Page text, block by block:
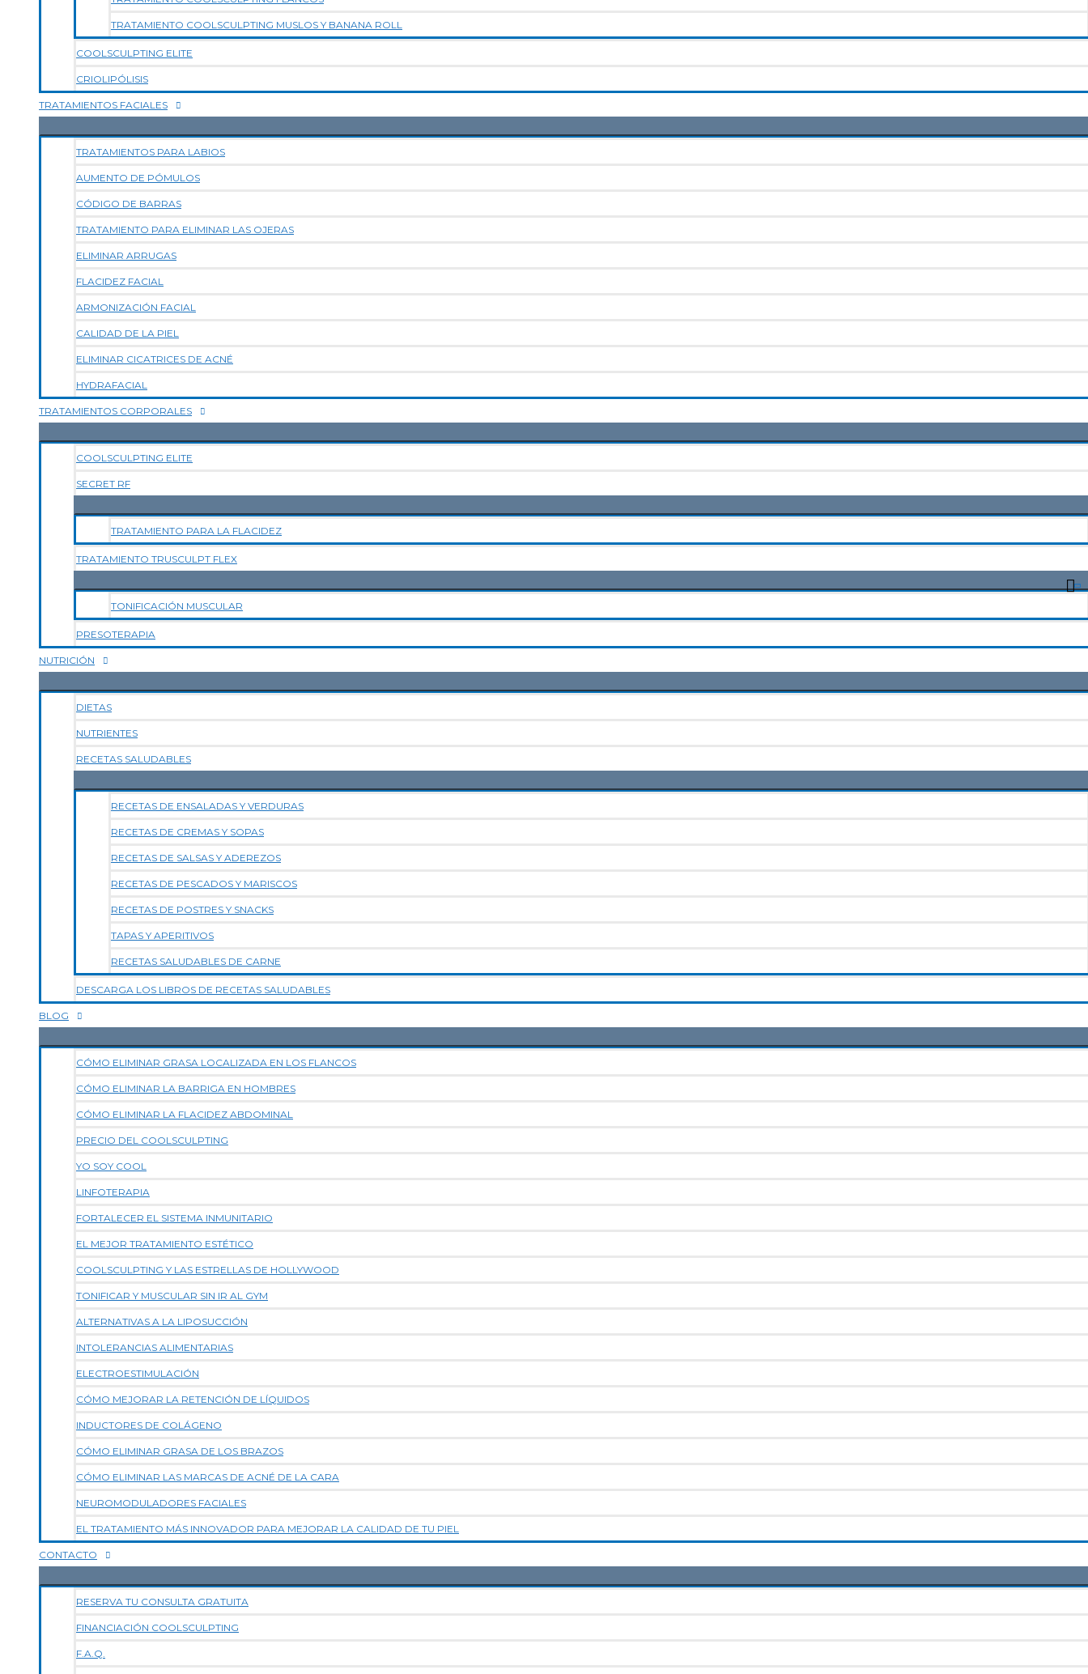
TRATAMIENTO COOLSCULPTING MUSLOS Y BANANA ROLL
COOLSCULPTING ELITE
CRIOLIPÓLISIS
TRATAMIENTOS FACIALES
TRATAMIENTOS PARA LABIOS
AUMENTO DE PÓMULOS
CÓDIGO DE BARRAS
TRATAMIENTO PARA ELIMINAR LAS OJERAS
ELIMINAR ARRUGAS
FLACIDEZ FACIAL
ARMONIZACIÓN FACIAL
CALIDAD DE LA PIEL
ELIMINAR CICATRICES DE ACNÉ
HYDRAFACIAL
TRATAMIENTOS CORPORALES
COOLSCULPTING ELITE
SECRET RF
TRATAMIENTO PARA LA FLACIDEZ
TRATAMIENTO TRUSCULPT FLEX
TONIFICACIÓN MUSCULAR
PRESOTERAPIA
NUTRICIÓN
DIETAS
NUTRIENTES
RECETAS SALUDABLES
RECETAS DE ENSALADAS Y VERDURAS
RECETAS DE CREMAS Y SOPAS
RECETAS DE SALSAS Y ADEREZOS
RECETAS DE PESCADOS Y MARISCOS
RECETAS DE POSTRES Y SNACKS
TAPAS Y APERITIVOS
RECETAS SALUDABLES DE CARNE
DESCARGA LOS LIBROS DE RECETAS SALUDABLES
BLOG
CÓMO ELIMINAR GRASA LOCALIZADA EN LOS FLANCOS
CÓMO ELIMINAR LA BARRIGA EN HOMBRES
CÓMO ELIMINAR LA FLACIDEZ ABDOMINAL
PRECIO DEL COOLSCULPTING
YO SOY COOL
LINFOTERAPIA
FORTALECER EL SISTEMA INMUNITARIO
EL MEJOR TRATAMIENTO ESTÉTICO
COOLSCULPTING Y LAS ESTRELLAS DE HOLLYWOOD
TONIFICAR Y MUSCULAR SIN IR AL GYM
ALTERNATIVAS A LA LIPOSUCCIÓN
INTOLERANCIAS ALIMENTARIAS
ELECTROESTIMULACIÓN
CÓMO MEJORAR LA RETENCIÓN DE LÍQUIDOS
INDUCTORES DE COLÁGENO
CÓMO ELIMINAR GRASA DE LOS BRAZOS
CÓMO ELIMINAR LAS MARCAS DE ACNÉ DE LA CARA
NEUROMODULADORES FACIALES
EL TRATAMIENTO MÁS INNOVADOR PARA MEJORAR LA CALIDAD DE TU PIEL
CONTACTO
RESERVA TU CONSULTA GRATUITA
FINANCIACIÓN COOLSCULPTING
F.A.Q.